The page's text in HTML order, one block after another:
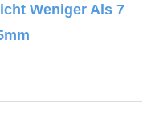
Weniger Als 7